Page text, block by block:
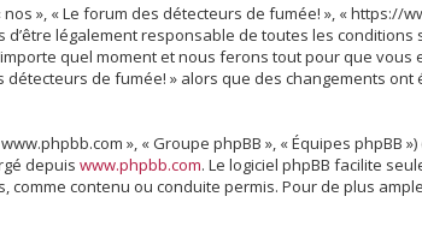
», « Le forum des détecteurs de fumée! », «
légalement responsable de toutes les conditions
quel moment et nous ferons tout pour que
de fumée! » alors que des changements ont
», « Groupe phpBB », « Équipes phpBB
depuis www.phpbb.com. Le logiciel phpBB facilite
contenu ou conduite permis. Pour de plus